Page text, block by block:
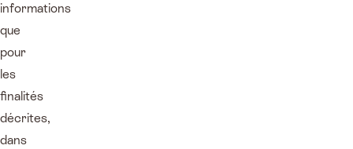
informations
que
pour
les
finalités
décrites,
dans